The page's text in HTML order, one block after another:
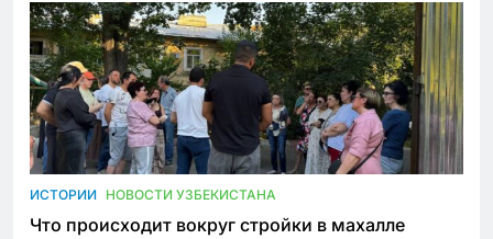
ИСТОРИИ НОВОСТИ УЗБЕКИСТАНА
Что происходит вокруг стройки в махалле